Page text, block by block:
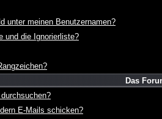
unter meinen Benutzernamen?
und die Ignorierliste?
Das
E-Mails schicken?